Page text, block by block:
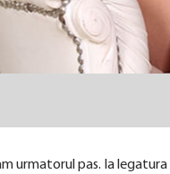
urmatorul pas. Ia